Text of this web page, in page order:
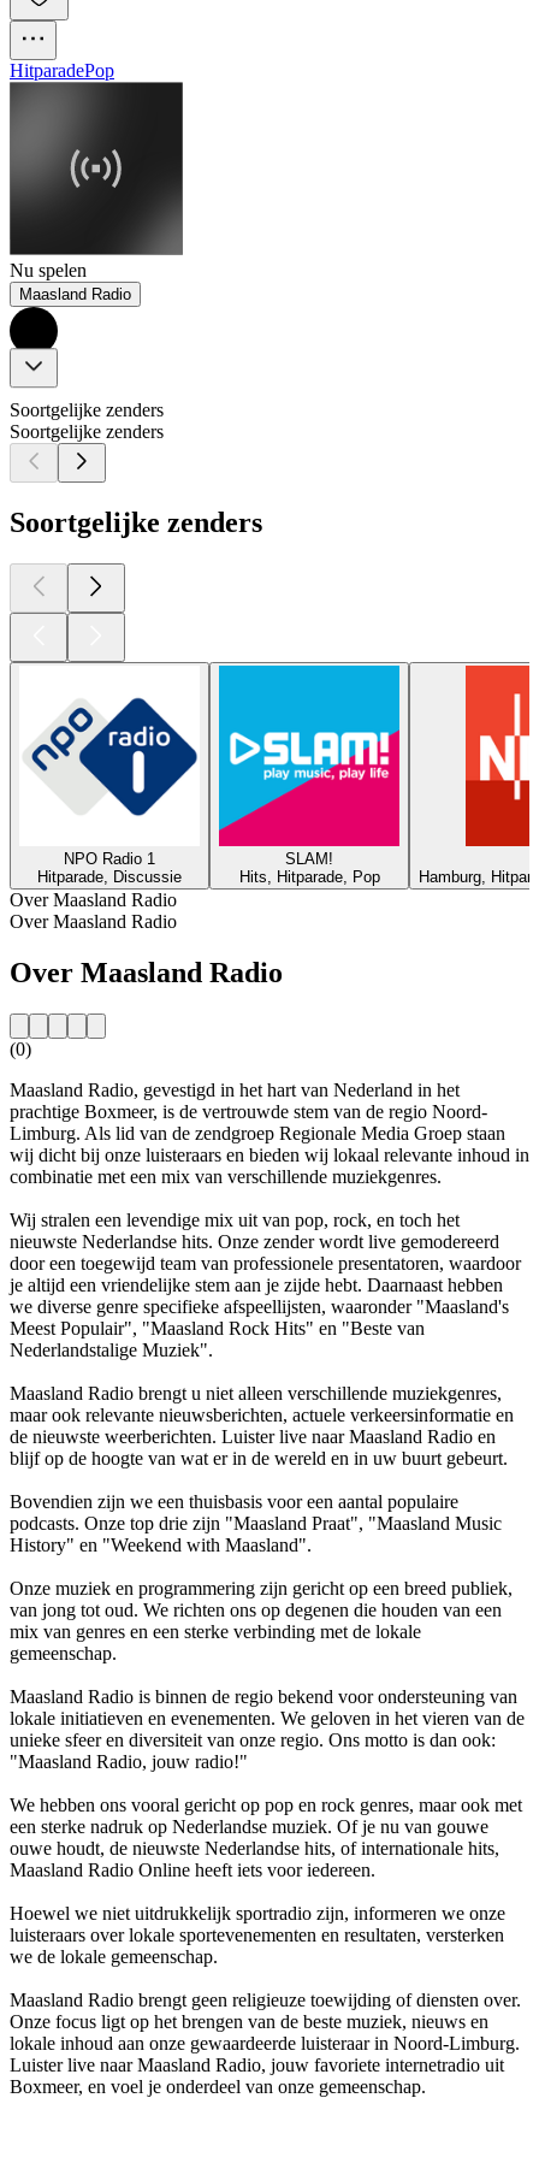
HitparadePop
Nu spelen
Maasland Radio
Soortgelijke zenders
Soortgelijke zenders
Soortgelijke zenders
NPO Radio 1
Hitparade, Discussie
SLAM!
Hits, Hitparade, Pop
Hamburg,
Over Maasland Radio
Over Maasland Radio
Over Maasland Radio
(0)
Maasland Radio, gevestigd in het hart van Nederland in het
prachtige Boxmeer, is de vertrouwde stem van de regio Noord-
Limburg. Als lid van de zendgroep Regionale Media Groep staan
wij dicht bij onze luisteraars en bieden wij lokaal relevante inhoud in
combinatie met een mix van verschillende muziekgenres.
Wij stralen een levendige mix uit van pop, rock, en toch het
nieuwste Nederlandse hits. Onze zender wordt live gemodereerd
door een toegewijd team van professionele presentatoren, waardoor
je altijd een vriendelijke stem aan je zijde hebt. Daarnaast hebben
we diverse genre specifieke afspeellijsten, waaronder "Maasland's
Meest Populair", "Maasland Rock Hits" en "Beste van
Nederlandstalige Muziek".
Maasland Radio brengt u niet alleen verschillende muziekgenres,
maar ook relevante nieuwsberichten, actuele verkeersinformatie en
de nieuwste weerberichten. Luister live naar Maasland Radio en
blijf op de hoogte van wat er in de wereld en in uw buurt gebeurt.
Bovendien zijn we een thuisbasis voor een aantal populaire
podcasts. Onze top drie zijn "Maasland Praat", "Maasland Music
History" en "Weekend with Maasland".
Onze muziek en programmering zijn gericht op een breed publiek,
van jong tot oud. We richten ons op degenen die houden van een
mix van genres en een sterke verbinding met de lokale
gemeenschap.
Maasland Radio is binnen de regio bekend voor ondersteuning van
lokale initiatieven en evenementen. We geloven in het vieren van de
unieke sfeer en diversiteit van onze regio. Ons motto is dan ook:
"Maasland Radio, jouw radio!"
We hebben ons vooral gericht op pop en rock genres, maar ook met
een sterke nadruk op Nederlandse muziek. Of je nu van gouwe
ouwe houdt, de nieuwste Nederlandse hits, of internationale hits,
Maasland Radio Online heeft iets voor iedereen.
Hoewel we niet uitdrukkelijk sportradio zijn, informeren we onze
luisteraars over lokale sportevenementen en resultaten, versterken
we de lokale gemeenschap.
Maasland Radio brengt geen religieuze toewijding of diensten over.
Onze focus ligt op het brengen van de beste muziek, nieuws en
lokale inhoud aan onze gewaardeerde luisteraar in Noord-Limburg.
Luister live naar Maasland Radio, jouw favoriete internetradio uit
Boxmeer, en voel je onderdeel van onze gemeenschap.